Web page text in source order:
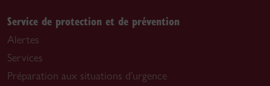
Service de protection et de prévention
Alertes
Services
Préparation aux situations d’urgence